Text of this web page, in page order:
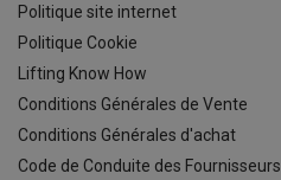
Politique site internet
Politique Cookie
Lifting Know How
Conditions Générales de Vente
Conditions Générales d'achat
Code de Conduite des Fournisseurs